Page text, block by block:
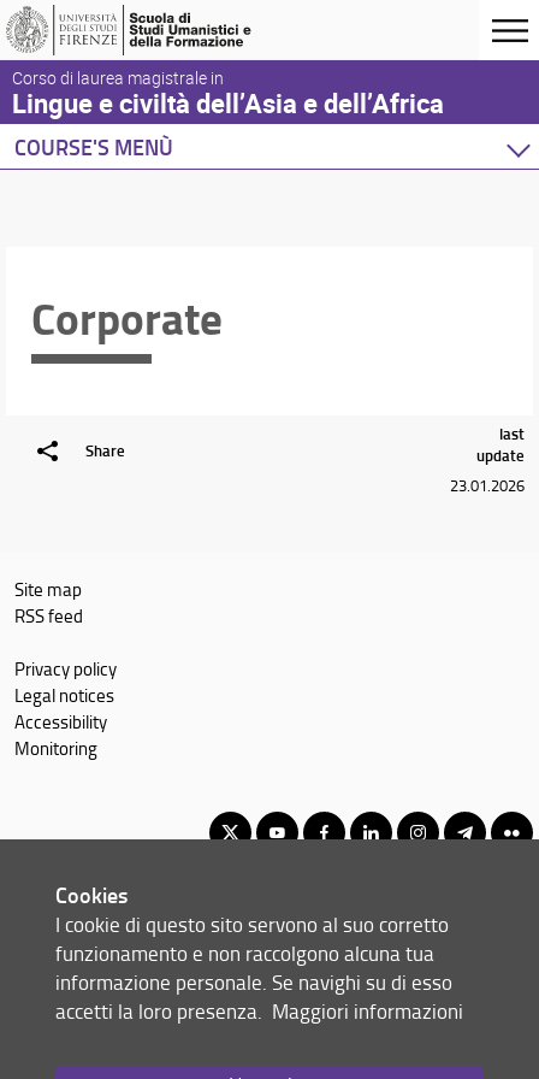
Corso di laurea magistrale in
Lingue e civiltà dell’Asia e dell’Africa
COURSE'S MENÙ
Corporate
Share
last
update
23.01.2026
Site map
RSS feed
Privacy policy
Legal notices
Accessibility
Monitoring
Corso di Laurea Magistrale in Lingue e civiltà dell’Asia e dell’Africa
© Copyright 2012-2026 Università degli Studi di Firenze UNIFI
P.IVA/Cod.Fis 01279680480
Via Laura, 48 - 50121 Firenze (FI)
Cookies
I cookie di questo sito servono al suo corretto
funzionamento e non raccolgono alcuna tua
informazione personale. Se navighi su di esso
accetti la loro presenza. Maggiori informazioni